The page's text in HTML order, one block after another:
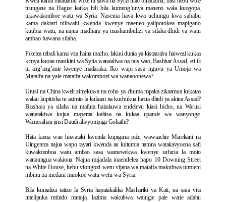
tuungane na Hague katika hili bila kumung’unya maneno wala kuogopa,
tukawakomboe watu wa Syria. Nasema haya kwa uchungu kwa sababu
kama daktari niliwahi kwenda kwenye maeneo yalipotokea mapigano
kutibia watu, na najua madhara ya mashambulizi ya silaha dhidi ya watu
ambao hawana silaha.
Potelea mbali kama vita haina macho, lakini dunia ya kistaarabu haiwezi kukaa
kimya kuona masikini wa Syria wanauliwa na rais wao, Bashhar Assad, eti ili
tu ang’ang’anie kwenye madaraka. Iko wapi sasa nguvu ya Umoja wa
Mataifa na yale mataifa wakombozi wa wanaoonewa?
Urusi na China kweli zimekuwa na roho ya chuma mpaka zikaamua kukataa
walau kupitisha tu azimio la kulaani na kuchukua hatua dhidi ya akina Assad?
Biashara ya silaha na mafuta haitakuwa endelevu kiasi hicho, na Warusi
wanatakiwa kujua mapema kabisa na kukaa upande wa wanyonge.
Wamesahau jinsi Daudi alivyompiga Goliathi?
Hata kama wao hawataki kwenda kupigana pale, wawaachie Marekani na
Uingereza najua wapo tayari kwenda au kutumia namna watakavyoona safi
kuwakomboa watu ambao sasa wamewekwa kwenye sufuria la moto
wanaungua wakiona. Najua mijadala inaendelea hapo 10 Downing Street
na White House, hebu viongozi wetu vijana wa mataifa makubwa tumieni
mbinu za medani muokoe watu wetu wa Syria.
Bila kumaliza tatizo la Syria hapatakalika Mashariki ya Kati, na sasa vita
imelipuka mtindo mmoja, lazima wakubwa waingie pale watie adabu